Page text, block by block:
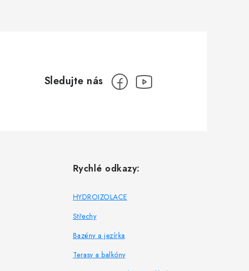
Rychlé odkazy:
HYDROIZOLACE
Střechy
Bazény a jezírka
Terasy a balkóny